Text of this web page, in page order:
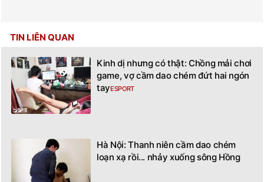
TIN LIÊN QUAN
Kinh dị nhưng có thật: Chồng mải chơi
game, vợ cầm dao chém đứt hai ngón
tayESPORT
Hà Nội: Thanh niên cầm dao chém
loạn xạ rồi... nhảy xuống sông Hồng